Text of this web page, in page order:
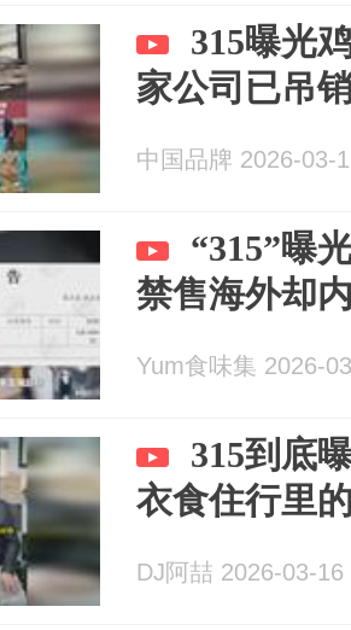
315曝光
家公司已吊
中国品牌 2026-03-
“315”曝
禁售海外却
Yum食味集 2026-
315到底
衣食住行里
DJ阿喆 2026-03-16